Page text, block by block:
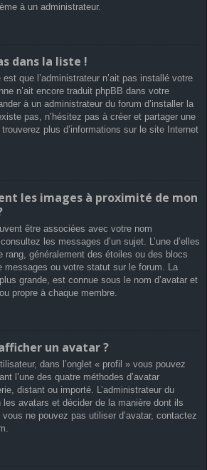
à un administrateur.
dans la liste !
que l’administrateur n’ait pas installé votre
n’ait encore traduit phpBB dans votre
à un administrateur du forum d’installer la
pas, n’hésitez pas à créer et partager une
plus d’informations sur le site Internet
les images à proximité de mon
être associées avec votre nom
les messages d’un sujet. L’une d’elles
rang, généralement des étoiles ou des blocs
messages ou votre statut sur le forum. La
grande, est connue sous le nom d’avatar et
propre à chaque membre.
un avatar ?
dans l’onglet « profil » vous pouvez
l’une des quatre méthodes d’avatar
distant ou importé. L’administrateur du
avatars et décider de la manière dont ils
ne pouvez pas utiliser d’avatar, contactez